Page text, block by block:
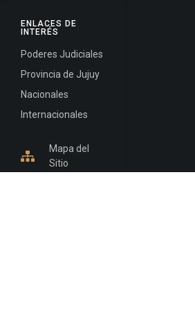
ENLACES DE
INTERÉS
Poderes Judiciales
Provincia de Jujuy
Nacionales
Internacionales
Mapa del
Sitio